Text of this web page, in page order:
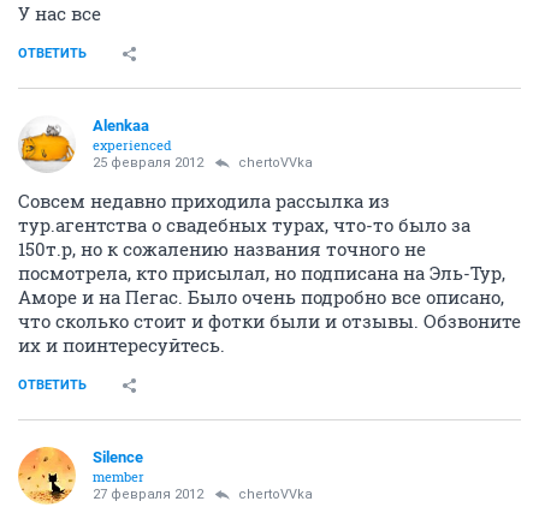
У нас все
ОТВЕТИТЬ
Alenkaa
experienced
25 февраля 2012 chertoVVka
Совсем недавно приходила рассылка из
тур.агентства о свадебных турах, что-то было за
150т.р, но к сожалению названия точного не
посмотрела, кто присылал, но подписана на Эль-Тур,
Аморе и на Пегас. Было очень подробно все описано,
что сколько стоит и фотки были и отзывы. Обзвоните
их и поинтересуйтесь.
ОТВЕТИТЬ
Silence
member
27 февраля 2012 chertoVVka